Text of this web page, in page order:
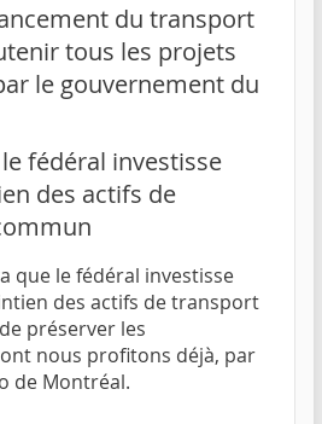
du transport
tous les projets
le gouvernement du
fédéral investisse
des actifs de
que le fédéral investisse
des actifs de transport
préserver les
nous profitons déjà, par
de Montréal.